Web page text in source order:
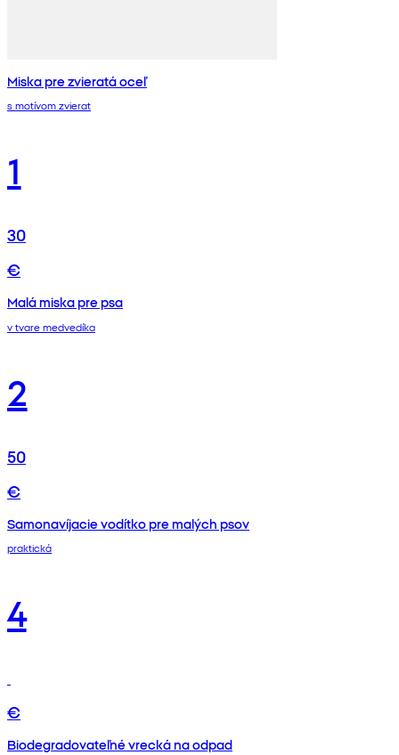
Miska pre zvieratá oceľ
s motívom zvierat
1
30
€
Malá miska pre psa
v tvare medvedíka
2
50
€
Samonavíjacie vodítko pre malých psov
praktická
4
€
Biodegradovateľné vrecká na odpad